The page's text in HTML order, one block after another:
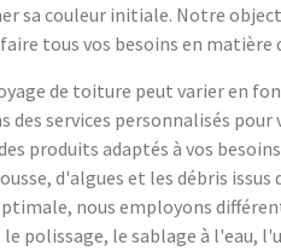
sa couleur initiale. Notre
tous vos besoins en
de toiture peut varier en
des services personnalisés
produits adaptés à vos
d'algues et les débris
nous employons
le polissage, le sablage à